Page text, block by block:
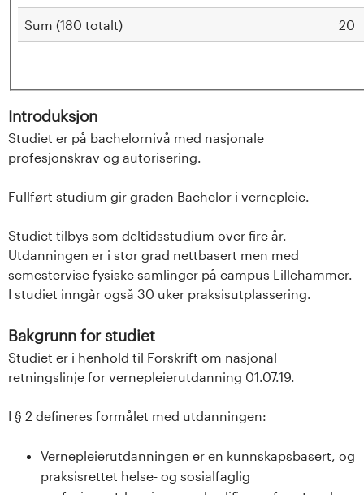
d
e
t
Sum (180 totalt) 20
Introduksjon
Studiet er på bachelornivå med nasjonale
profesjonskrav og autorisering.
Fullført studium gir graden Bachelor i vernepleie.
Studiet tilbys som deltidsstudium over fire år.
Utdanningen er i stor grad nettbasert men med
semestervise fysiske samlinger på campus Lillehammer.
I studiet inngår også 30 uker praksisutplassering.
Bakgrunn for studiet
Studiet er i henhold til Forskrift om nasjonal
retningslinje for vernepleierutdanning 01.07.19.
I § 2 defineres formålet med utdanningen:
Vernepleierutdanningen er en kunnskapsbasert, og
praksisrettet helse- og sosialfaglig